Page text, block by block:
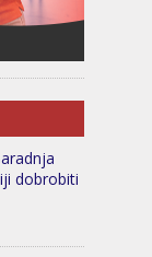
dobrobiti